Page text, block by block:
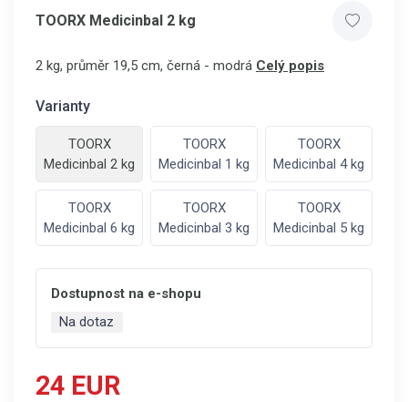
TOORX Medicinbal 2 kg
2 kg, průměr 19,5 cm, černá - modrá Celý popis
Varianty
TOORX
Medicinbal 2 kg
TOORX
Medicinbal 1 kg
TOORX
Medicinbal 4 kg
TOORX
Medicinbal 6 kg
TOORX
Medicinbal 3 kg
TOORX
Medicinbal 5 kg
Dostupnost na e-shopu
Na dotaz
24 EUR